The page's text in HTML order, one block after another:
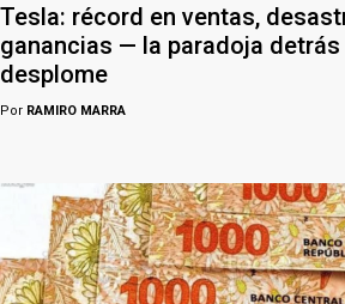
Tesla: récord en ventas,
ganancias — la paradoja detrás
desplome
Por RAMIRO MARRA